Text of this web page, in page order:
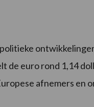
de euro rond 1,14
afnemers en